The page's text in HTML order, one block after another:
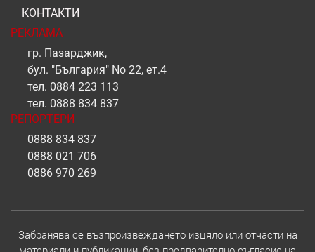
КОНТАКТИ
РЕКЛАМА
гр. Пазарджик,
бул. "България" No 22, ет.4
тел. 0884 223 113
тел. 0888 834 837
РЕПОРТЕРИ
0888 834 837
0888 021 706
0886 970 269
Забранява се възпроизвеждането изцяло или отчасти на